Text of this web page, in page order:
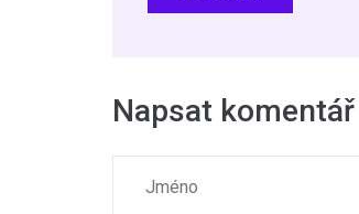
Napsat komentář